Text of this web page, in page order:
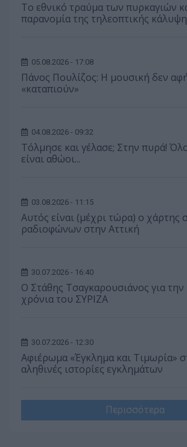
Το εθνικό τραύμα των πυρκαγιών
παρανομία της τηλεοπτικής
05.08.2026 - 17:08
Πάνος Πουλίζος: Η μουσική δεν
«καταπιούν»
04.08.2026 - 09:32
Τόλμησε και γέλασε; Στην πυρά!
είναι αθώοι...
03.08.2026 - 11:15
Αυτός είναι (μέχρι τώρα) ο χάρτης
ραδιοφώνων στην Αττική
30.07.2026 - 16:40
Ο Στάθης Τσαγκαρουσιάνος για
χρόνια του ΣΥΡΙΖΑ
30.07.2026 - 12:30
Αφιέρωμα «Έγκλημα και Τιμωρία»
αληθινές ιστορίες εγκλημάτων
Περισσότερα